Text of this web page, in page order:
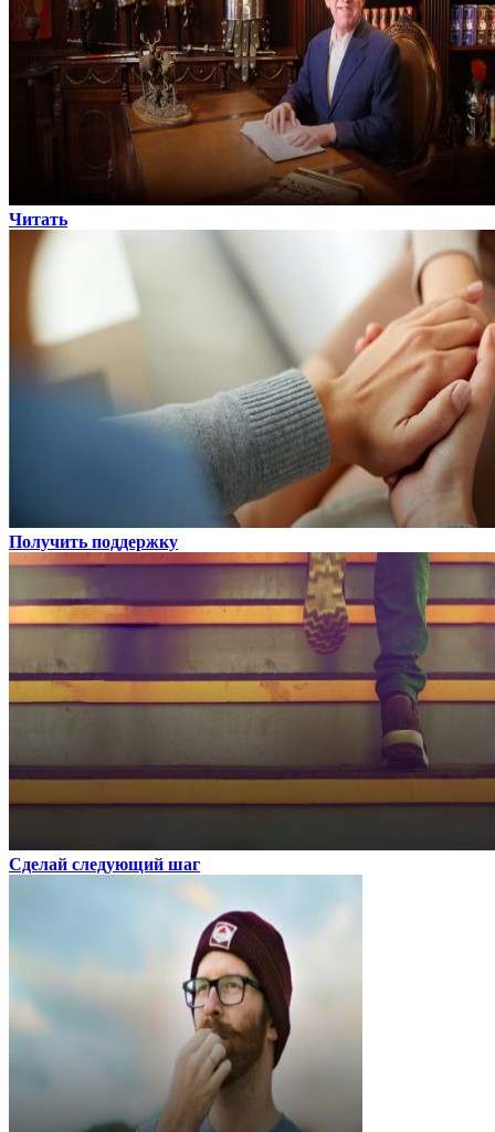
Читать
Получить поддержку
Сделай следующий шаг